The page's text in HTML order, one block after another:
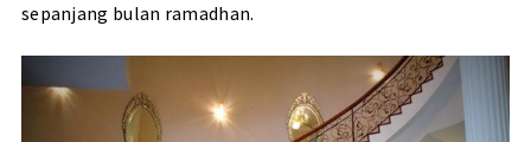
sepanjang bulan ramadhan.